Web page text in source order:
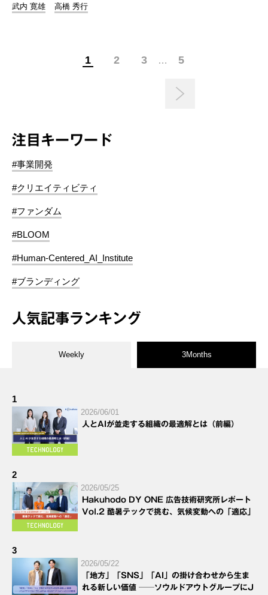
武内 寛雄 高橋 秀行
1 2 3 … 5
注目キーワード
#事業開発
#クリエイティビティ
#ファンダム
#BLOOM
#Human-Centered_AI_Institute
#ブランディング
人気記事ランキング
Weekly 3Months
1
2026/06/01
人とAIが並走する組織の最適解とは（前編）
2
2026/05/25
Hakuhodo DY ONE 広告技術研究所レポート
Vol.2 酷暑テックで挑む、気候変動への「適応」
3
2026/05/22
「地方」「SNS」「AI」の掛け合わせから生ま
れる新しい価値 ──ソウルドアウトグループにJ